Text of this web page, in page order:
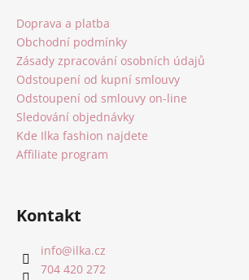
Doprava a platba
Obchodní podmínky
Zásady zpracování osobních údajů
Odstoupení od kupní smlouvy
Odstoupení od smlouvy on-line
Sledování objednávky
Kde Ilka fashion najdete
Affiliate program
Kontakt
info@ilka.cz
704 420 272